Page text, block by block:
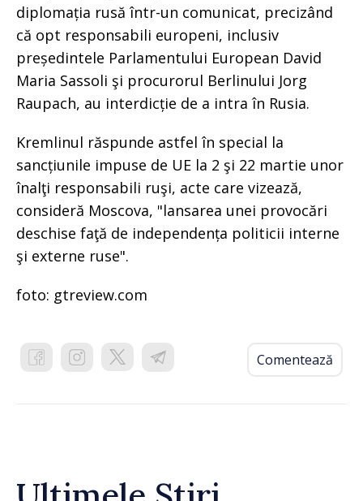
diplomația rusă într-un comunicat, precizând
că opt responsabili europeni, inclusiv
președintele Parlamentului European David
Maria Sassoli şi procurorul Berlinului Jorg
Raupach, au interdicție de a intra în Rusia.
Kremlinul răspunde astfel în special la
sancțiunile impuse de UE la 2 şi 22 martie unor
înalţi responsabili ruşi, acte care vizează,
consideră Moscova, "lansarea unei provocări
deschise faţă de independența politicii interne
şi externe ruse".
foto: gtreview.com
Comentează